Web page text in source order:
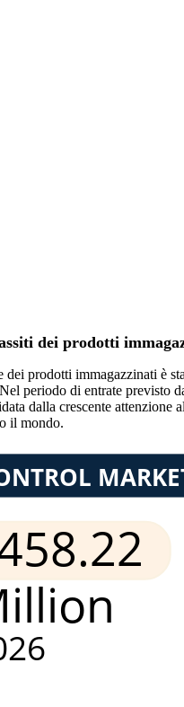
dei prodotti
prodotti immagazzinati è
periodo di entrate previsto
dalla crescente
il mondo.